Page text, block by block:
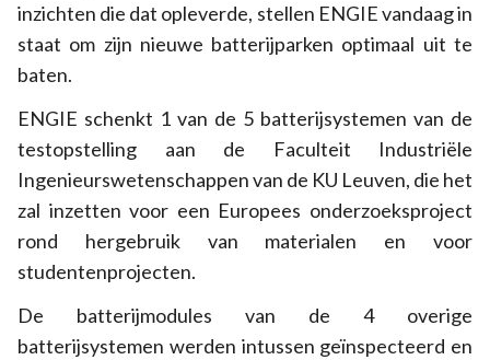
inzichten die dat opleverde, stellen ENGIE vandaag in
staat om zijn nieuwe batterijparken optimaal uit te
baten. ​
ENGIE schenkt 1 van de 5 batterijsystemen van de
testopstelling aan de Faculteit Industriële
Ingenieurswetenschappen van de KU Leuven, die het
zal inzetten voor een Europees onderzoeksproject
rond hergebruik van materialen en voor
studentenprojecten. ​
De batterijmodules van de 4 overige
batterijsystemen werden intussen geïnspecteerd en